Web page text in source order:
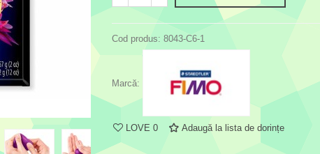
Cod produs: 8043-C6-1
Marcă:
LOVE 0 Adaugă la lista de dorințe